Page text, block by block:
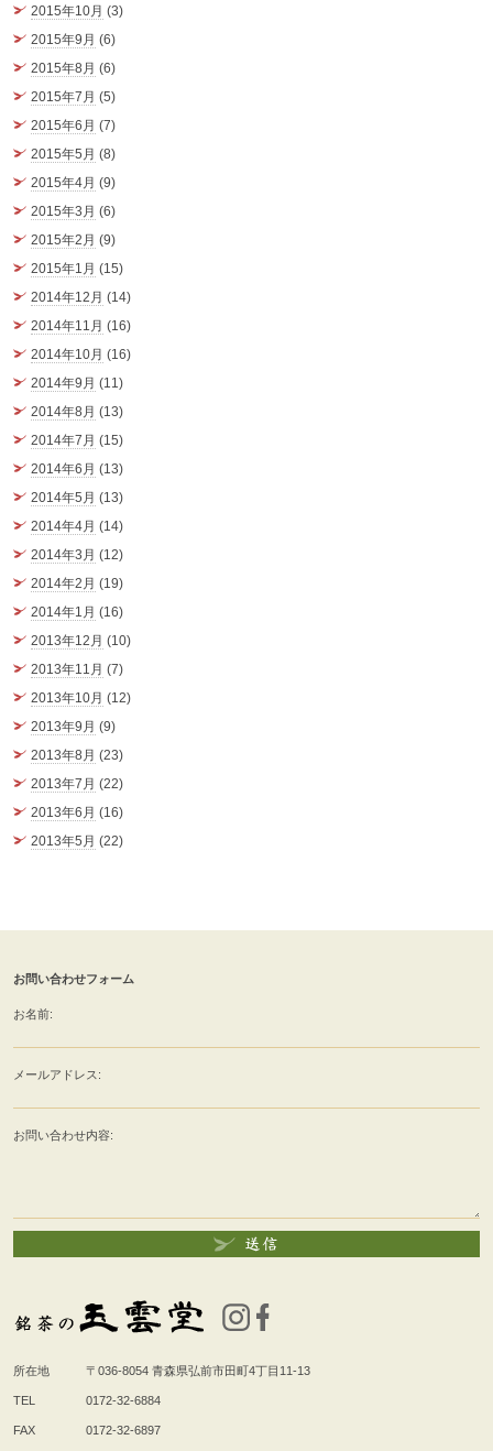
2015年10月 (3)
2015年9月 (6)
2015年8月 (6)
2015年7月 (5)
2015年6月 (7)
2015年5月 (8)
2015年4月 (9)
2015年3月 (6)
2015年2月 (9)
2015年1月 (15)
2014年12月 (14)
2014年11月 (16)
2014年10月 (16)
2014年9月 (11)
2014年8月 (13)
2014年7月 (15)
2014年6月 (13)
2014年5月 (13)
2014年4月 (14)
2014年3月 (12)
2014年2月 (19)
2014年1月 (16)
2013年12月 (10)
2013年11月 (7)
2013年10月 (12)
2013年9月 (9)
2013年8月 (23)
2013年7月 (22)
2013年6月 (16)
2013年5月 (22)
お問い合わせフォーム
お名前:
メールアドレス:
お問い合わせ内容:
所在地 〒036-8054 青森県弘前市田町4丁目11-13
TEL 0172-32-6884
FAX 0172-32-6897